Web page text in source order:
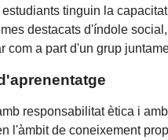
tinguin la
destacats d'índole
com a part d'un grup
responsabilitat ètica i
l'àmbit de coneixement